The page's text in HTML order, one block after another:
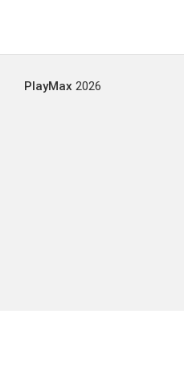
PlayMax 2026